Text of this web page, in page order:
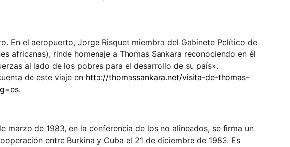
En el aeropuerto, Jorge Risquet miembro del Gabinete Político del
africanas), rinde homenaje a Thomas Sankara reconociendo en él
al lado de los pobres para el desarrollo de su país».
de este viaje en http://thomassankara.net/visita-de-thomas-
.
marzo de 1983, en la conferencia de los no alineados, se firma un
entre Burkina y Cuba el 21 de diciembre de 1983. Es